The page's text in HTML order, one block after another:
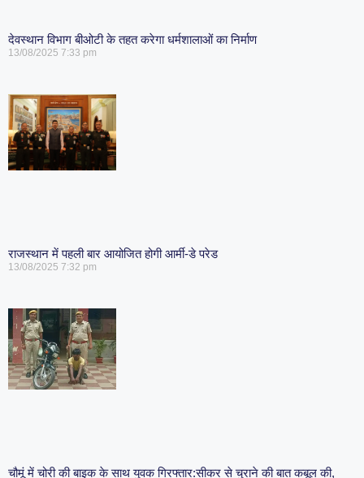
देवस्थान विभाग बीओटी के तहत करेगा धर्मशालाओं का निर्माण
13/08/2025 7:33 pm
राजस्थान में पहली बार आयोजित होगी आर्मी-डे परेड
13/08/2025 7:32 pm
चौमूं में चोरी की बाइक के साथ युवक गिरफ्तार:सीकर से चुराने की बात कबूल की,